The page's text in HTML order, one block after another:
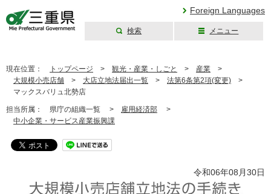
Foreign Languages
検索 メニュー
現在位置： トップページ > 観光・産業・しごと > 産業 >
大規模小売店舗 > 大店立地法届出一覧 > 法第6条第2項(変更) >
マックスバリュ北勢店
担当所属： 県庁の組織一覧 > 雇用経済部 >
中小企業・サービス産業振興課
令和06年08月30日